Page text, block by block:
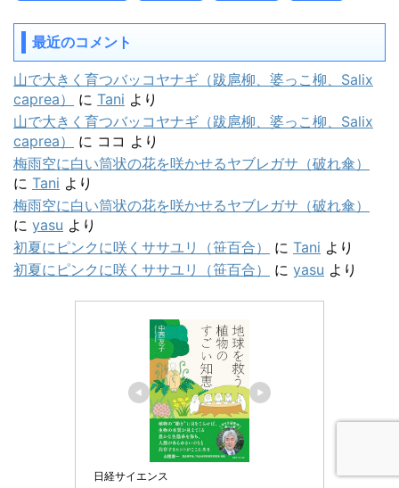
最近のコメント
山で大きく育つバッコヤナギ（跋扈柳、婆っこ柳、Salix
caprea）
に Tani より
山で大きく育つバッコヤナギ（跋扈柳、婆っこ柳、Salix
caprea）
に ココ より
梅雨空に白い筒状の花を咲かせるヤブレガサ（破れ傘）
に Tani より
梅雨空に白い筒状の花を咲かせるヤブレガサ（破れ傘）
に yasu より
初夏にピンクに咲くササユリ（笹百合）
に Tani より
初夏にピンクに咲くササユリ（笹百合）
に yasu より
日経サイエンス